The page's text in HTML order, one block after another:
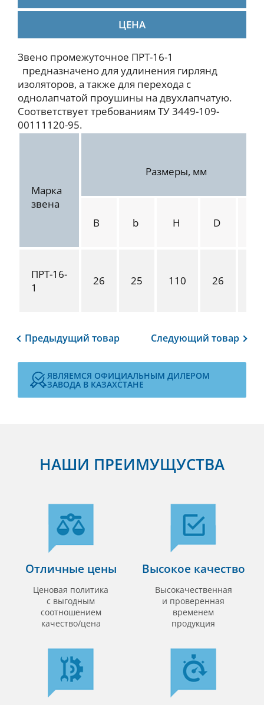
ЦЕНА
Звено промежуточное ПРТ-16-1
предназначено для удлинения гирлянд
изоляторов, а также для перехода с
однолапчатой проушины на двухлапчатую.
Соответствует требованиям ТУ 3449-109-
00111120-95.
Марка
звена
Размеры, мм
B b H D
ПРТ-16-
1
26 25 110 26
Предыдущий товар Следующий товар
ЯВЛЯЕМСЯ ОФИЦИАЛЬНЫМ ДИЛЕРОМ
ЗАВОДА В КАЗАХСТАНЕ
НАШИ ПРЕИМУЩУСТВА
Отличные цены
Ценовая политика
с выгодным
соотношением
качество/цена
Высокое качество
Высокачественная
и проверенная
временем
продукция